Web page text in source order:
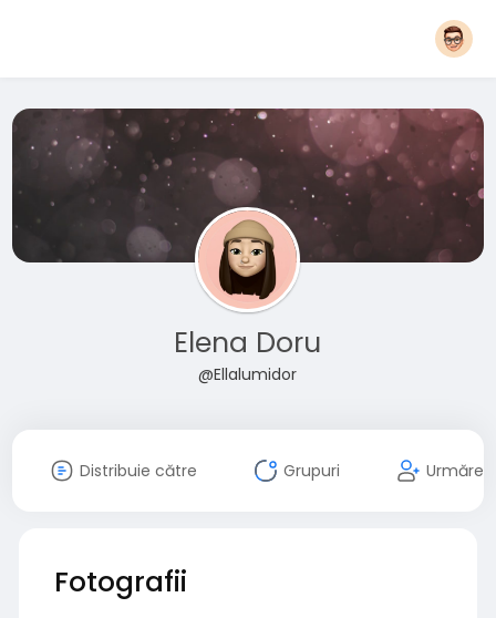
Elena Doru
@Ellalumidor
Distribuie către Grupuri
Fotografii